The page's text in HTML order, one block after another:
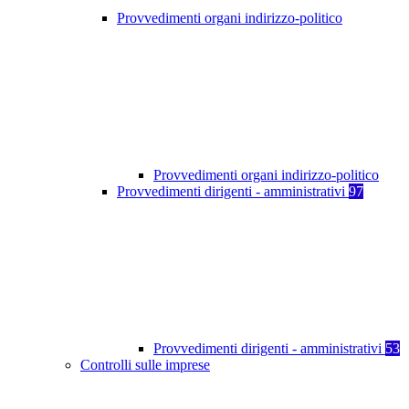
Provvedimenti organi indirizzo-politico
Provvedimenti organi indirizzo-politico
Provvedimenti dirigenti - amministrativi 97
Provvedimenti dirigenti - amministrativi 53
Controlli sulle imprese